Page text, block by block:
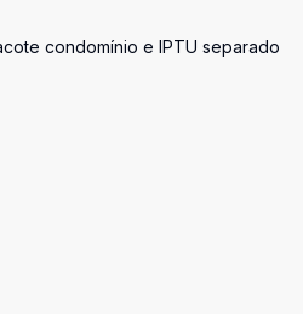
condomínio e IPTU separado